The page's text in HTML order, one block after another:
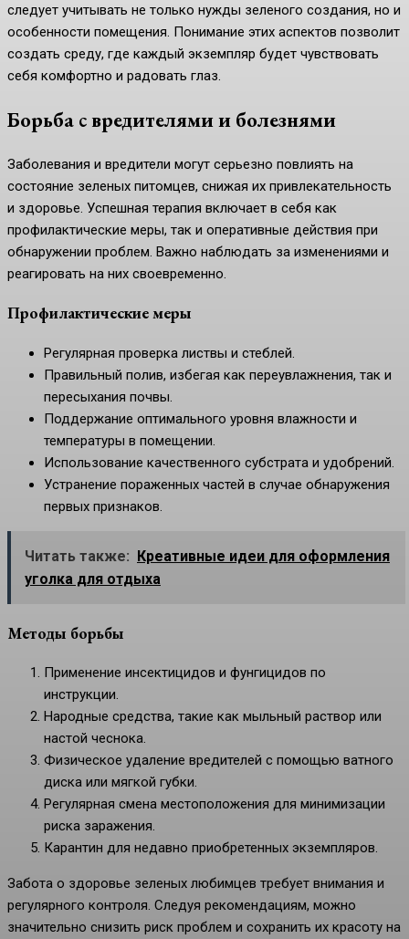
следует учитывать не только нужды зеленого создания, но и
особенности помещения. Понимание этих аспектов позволит
создать среду, где каждый экземпляр будет чувствовать
себя комфортно и радовать глаз.
Борьба с вредителями и болезнями
Заболевания и вредители могут серьезно повлиять на
состояние зеленых питомцев, снижая их привлекательность
и здоровье. Успешная терапия включает в себя как
профилактические меры, так и оперативные действия при
обнаружении проблем. Важно наблюдать за изменениями и
реагировать на них своевременно.
Профилактические меры
Регулярная проверка листвы и стеблей.
Правильный полив, избегая как переувлажнения, так и
пересыхания почвы.
Поддержание оптимального уровня влажности и
температуры в помещении.
Использование качественного субстрата и удобрений.
Устранение пораженных частей в случае обнаружения
первых признаков.
Читать также: Креативные идеи для оформления
уголка для отдыха
Методы борьбы
Применение инсектицидов и фунгицидов по
инструкции.
Народные средства, такие как мыльный раствор или
настой чеснока.
Физическое удаление вредителей с помощью ватного
диска или мягкой губки.
Регулярная смена местоположения для минимизации
риска заражения.
Карантин для недавно приобретенных экземпляров.
Забота о здоровье зеленых любимцев требует внимания и
регулярного контроля. Следуя рекомендациям, можно
значительно снизить риск проблем и сохранить их красоту на